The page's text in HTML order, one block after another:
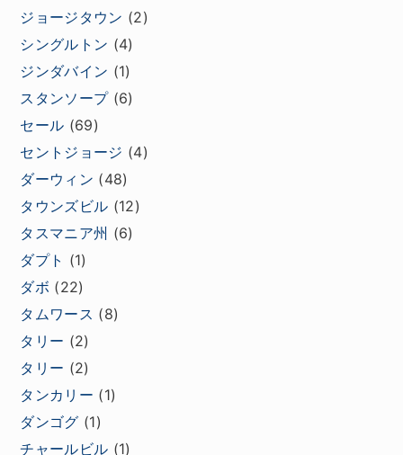
ジョージタウン (2)
シングルトン (4)
ジンダバイン (1)
スタンソープ(6)
セール (69)
セントジョージ (4)
ダーウィン (48)
タウンズビル (12)
タスマニア州 (6)
ダプト (1)
ダボ (22)
タムワース (8)
タリー (2)
タリー (2)
タンカリー (1)
ダンゴグ (1)
チャールビル (1)